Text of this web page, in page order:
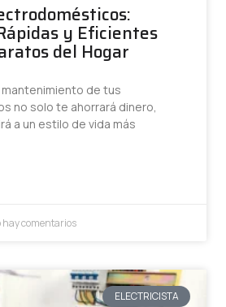
y Eficientes
del Hogar
mantenimiento de tus
no solo te ahorrará dinero,
a un estilo de vida más
hay comentarios
ELECTRICISTA